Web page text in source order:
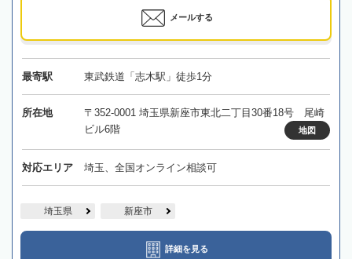
メールする
最寄駅 東武鉄道「志木駅」徒歩1分
所在地
〒352-0001 埼玉県新座市東北二丁目30番18号 尾崎
ビル6階
地図
対応エリア 埼玉、全国オンライン相談可
埼玉県 新座市
詳細を見る